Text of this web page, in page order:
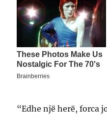
“Edhe një herë, forca